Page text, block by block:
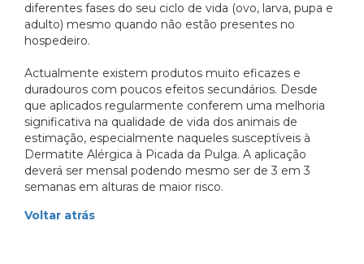
diferentes fases do seu ciclo de vida (ovo, larva, pupa e
adulto) mesmo quando não estão presentes no
hospedeiro.
Actualmente existem produtos muito eficazes e
duradouros com poucos efeitos secundários. Desde
que aplicados regularmente conferem uma melhoria
significativa na qualidade de vida dos animais de
estimação, especialmente naqueles susceptíveis à
Dermatite Alérgica à Picada da Pulga. A aplicação
deverá ser mensal podendo mesmo ser de 3 em 3
semanas em alturas de maior risco.
Voltar atrás